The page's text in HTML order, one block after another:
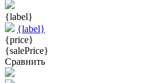
{label}
{label}
{price}
{salePrice}
Сравнить